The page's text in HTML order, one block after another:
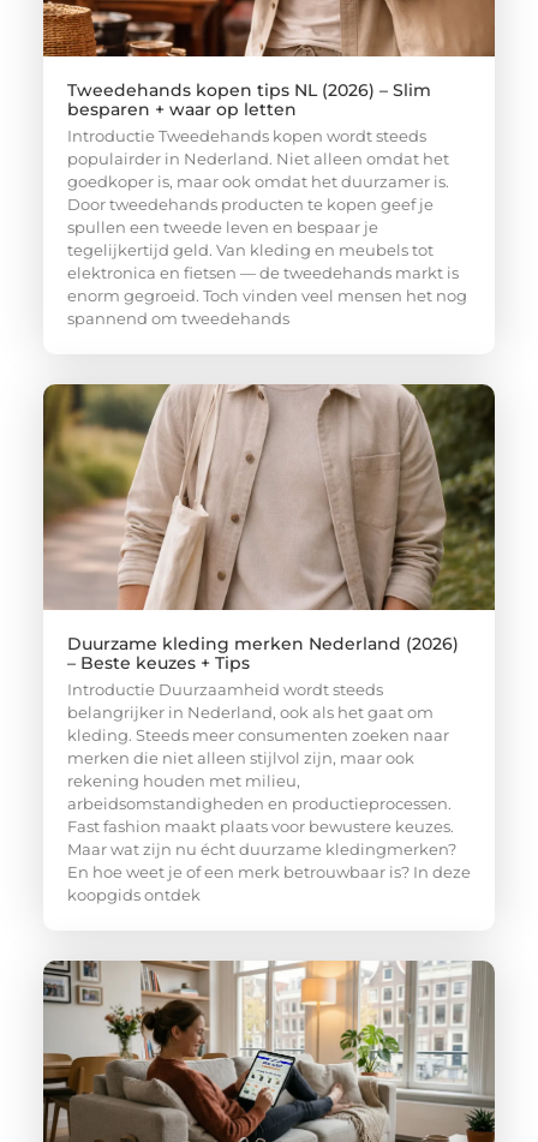
Tweedehands kopen tips NL (2026) – Slim
besparen + waar op letten
Introductie Tweedehands kopen wordt steeds
populairder in Nederland. Niet alleen omdat het
goedkoper is, maar ook omdat het duurzamer is.
Door tweedehands producten te kopen geef je
spullen een tweede leven en bespaar je
tegelijkertijd geld. Van kleding en meubels tot
elektronica en fietsen — de tweedehands markt is
enorm gegroeid. Toch vinden veel mensen het nog
spannend om tweedehands
Duurzame kleding merken Nederland (2026)
– Beste keuzes + Tips
Introductie Duurzaamheid wordt steeds
belangrijker in Nederland, ook als het gaat om
kleding. Steeds meer consumenten zoeken naar
merken die niet alleen stijlvol zijn, maar ook
rekening houden met milieu,
arbeidsomstandigheden en productieprocessen.
Fast fashion maakt plaats voor bewustere keuzes.
Maar wat zijn nu écht duurzame kledingmerken?
En hoe weet je of een merk betrouwbaar is? In deze
koopgids ontdek